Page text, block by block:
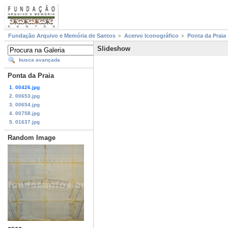
Fundação Arquivo e Memória de Santos Acervo Iconográfico Ponta da Praia
busca avançada
Ponta da Praia
1. 00426.jpg
2. 00653.jpg
3. 00654.jpg
4. 00758.jpg
5. 01637.jpg
Random Image
Slideshow